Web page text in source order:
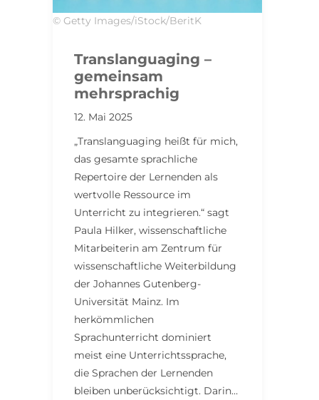
© Getty Images/iStock/BeritK
Translanguaging –
gemeinsam
mehrsprachig
12. Mai 2025
„Translanguaging heißt für mich,
das gesamte sprachliche
Repertoire der Lernenden als
wertvolle Ressource im
Unterricht zu integrieren.“ sagt
Paula Hilker, wissenschaftliche
Mitarbeiterin am Zentrum für
wissenschaftliche Weiterbildung
der Johannes Gutenberg-
Universität Mainz. Im
herkömmlichen
Sprachunterricht dominiert
meist eine Unterrichtssprache,
die Sprachen der Lernenden
bleiben unberücksichtigt. Darin…